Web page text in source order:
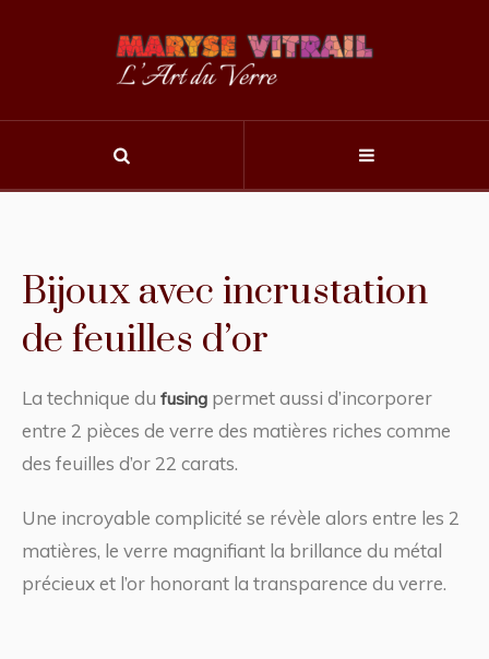
Bijoux avec incrustation
de feuilles d’or
La technique du fusingpermet aussi d’incorporer
entre 2 pièces de verre des matières riches comme
des feuilles d’or 22 carats.
Une incroyable complicité se révèle alors entre les 2
matières, le verre magnifiant la brillance du métal
précieux et l’or honorant la transparence du verre.